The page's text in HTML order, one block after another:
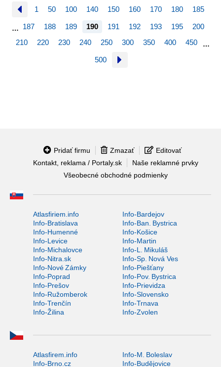
1 50 100 140 150 160 170 180 185
… 187 188 189 190 191 192 193 195
200
210
220 230 240 250 300 350 400 450 …
500
Pridať firmu Zmazať
Editovať
Kontakt, reklama / Portaly.sk
Naše reklamné prvky
Všeobecné obchodné podmienky
Atlasfiriem.info
Info-Bardejov
Info-Bratislava
Info-Ban. Bystrica
Info-Humenné
Info-Košice
Info-Levice
Info-Martin
Info-Michalovce
Info-L. Mikuláš
Info-Nitra.sk
Info-Sp. Nová Ves
Info-Nové Zámky
Info-Piešťany
Info-Poprad
Info-Pov. Bystrica
Info-Prešov
Info-Prievidza
Info-Ružomberok
Info-Slovensko
Info-Trenčín
Info-Trnava
Info-Žilina
Info-Zvolen
Atlasfirem.info
Info-M. Boleslav
Info-Brno.cz
Info-Budějovice